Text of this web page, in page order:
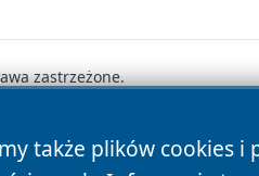
także plików cookies
zastrzeżone.
Polityka Cookies